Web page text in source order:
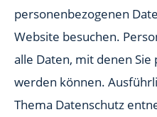
personenbezogenen
Website besuchen.
alle Daten, mit denen
werden können.
Thema Datenschutz